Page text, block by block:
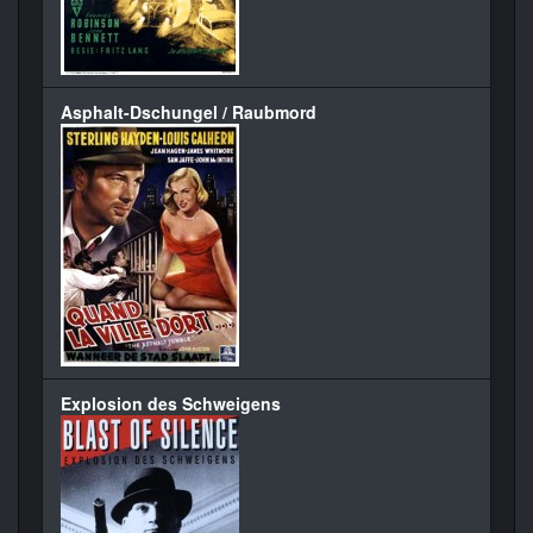
Asphalt-Dschungel / Raubmord
Explosion des Schweigens